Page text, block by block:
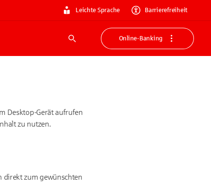
Leichte Sprache Barrierefreiheit
Suche
Online-Banking
Desktop-Gerät aufrufen
zu nutzen.
direkt zum gewünschten